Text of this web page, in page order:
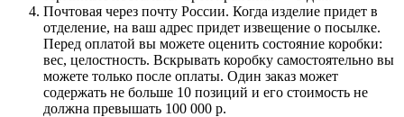
Почтовая через почту России. Когда изделие придет в
отделение, на ваш адрес придет извещение о посылке.
Перед оплатой вы можете оценить состояние коробки:
вес, целостность. Вскрывать коробку самостоятельно вы
можете только после оплаты. Один заказ может
содержать не больше 10 позиций и его стоимость не
должна превышать 100 000 р.